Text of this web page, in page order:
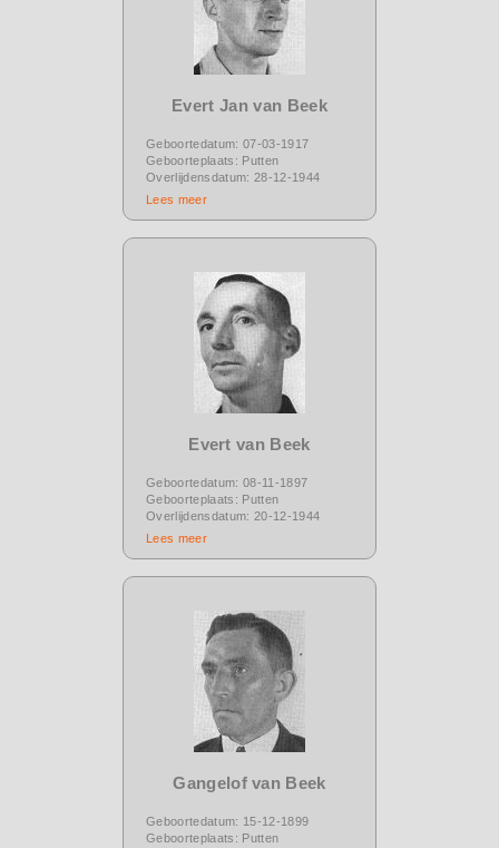
Evert Jan van Beek
Geboortedatum: 07-03-1917
Geboorteplaats: Putten
Overlijdensdatum: 28-12-1944
Lees meer
Evert van Beek
Geboortedatum: 08-11-1897
Geboorteplaats: Putten
Overlijdensdatum: 20-12-1944
Lees meer
Gangelof van Beek
Geboortedatum: 15-12-1899
Geboorteplaats: Putten